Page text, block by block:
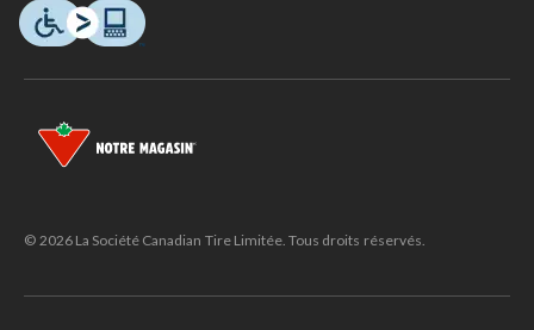
© 2026 La Société Canadian Tire Limitée. Tous droits réservés.